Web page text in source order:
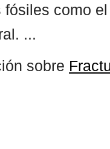
fósiles como
...
sobre